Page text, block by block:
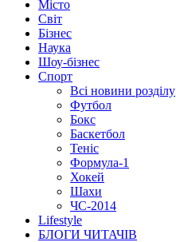
Місто
Світ
Бізнес
Наука
Шоу-бізнес
Спорт
Всі новини розділу
Футбол
Бокс
Баскетбол
Теніс
Формула-1
Хокей
Шахи
ЧС-2014
Lifestyle
БЛОГИ ЧИТАЧІВ